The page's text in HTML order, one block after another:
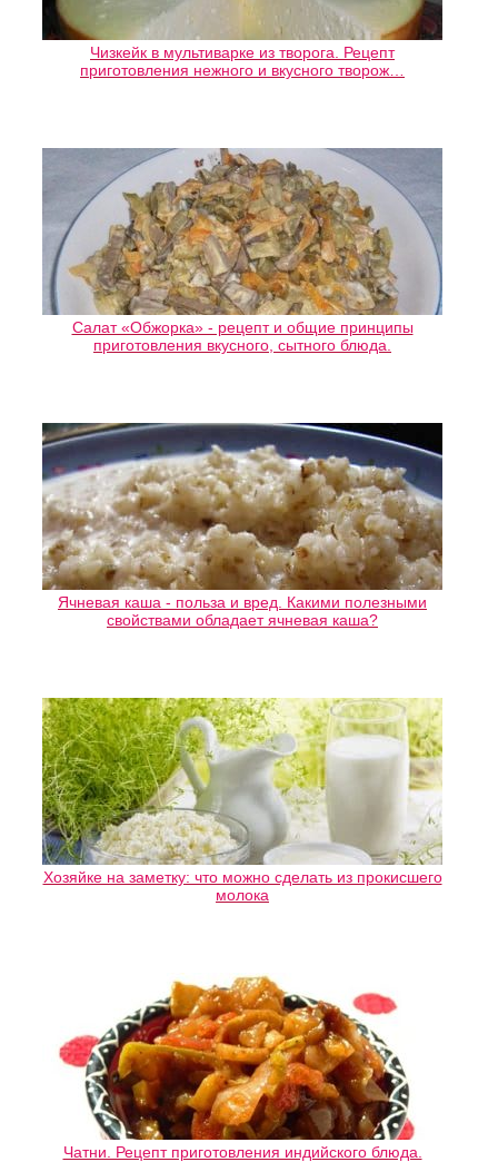
Чизкейк в мультиварке из творога. Рецепт
приготовления нежного и вкусного творож…
Салат «Обжорка» - рецепт и общие принципы
приготовления вкусного, сытного блюда.
Ячневая каша - польза и вред. Какими полезными
свойствами обладает ячневая каша?
Хозяйке на заметку: что можно сделать из прокисшего
молока
Чатни. Рецепт приготовления индийского блюда.